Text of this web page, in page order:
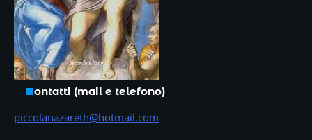
Contatti (mail e telefono)
piccolanazareth@hotmail.com